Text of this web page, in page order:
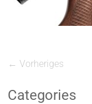
← Vorheriges
Categories